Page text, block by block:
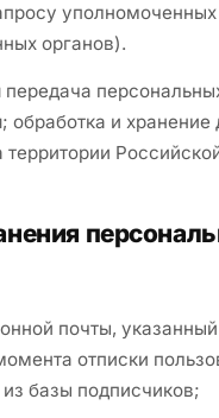
уполномоченных
органов).
передача
обработка и хранение
территории
почты,
отписки
базы подписчиков;